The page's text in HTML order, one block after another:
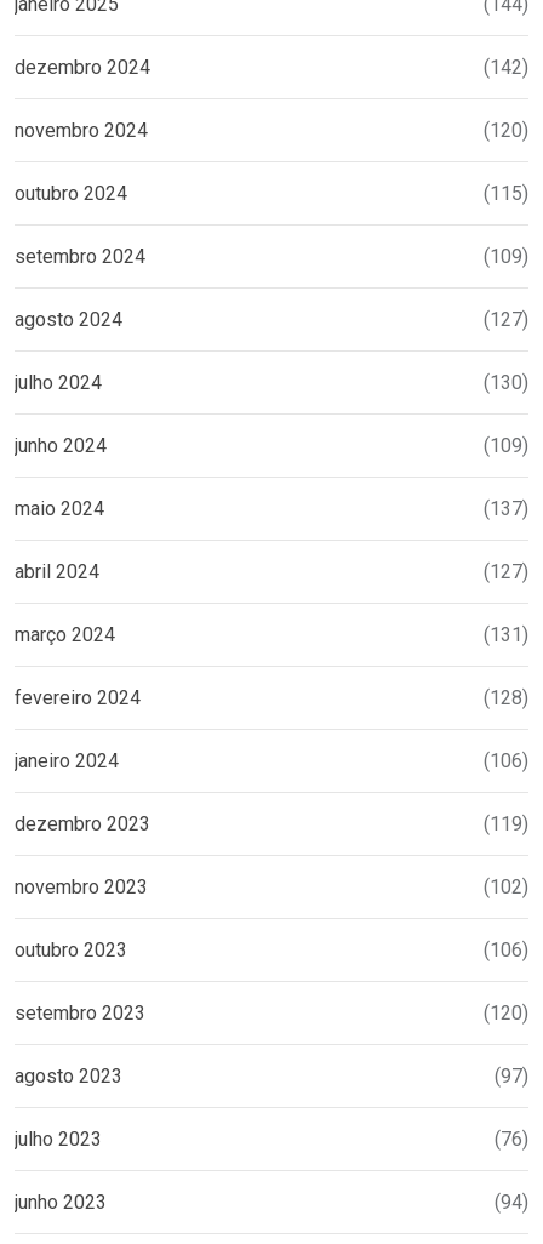
dezembro 2024 (142)
novembro 2024 (120)
outubro 2024 (115)
setembro 2024 (109)
agosto 2024 (127)
julho 2024 (130)
junho 2024 (109)
maio 2024 (137)
abril 2024 (127)
março 2024 (131)
fevereiro 2024 (128)
janeiro 2024 (106)
dezembro 2023 (119)
novembro 2023 (102)
outubro 2023 (106)
setembro 2023 (120)
agosto 2023 (97)
julho 2023 (76)
junho 2023 (94)